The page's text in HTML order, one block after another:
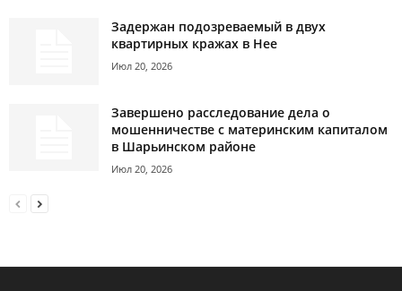
Задержан подозреваемый в двух
квартирных кражах в Нее
Июл 20, 2026
Завершено расследование дела о
мошенничестве с материнским капиталом
в Шарьинском районе
Июл 20, 2026